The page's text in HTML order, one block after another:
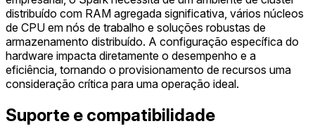
distribuído com RAM agregada significativa, vários núcleos
de CPU em nós de trabalho e soluções robustas de
armazenamento distribuído. A configuração específica do
hardware impacta diretamente o desempenho e a
eficiência, tornando o provisionamento de recursos uma
consideração crítica para uma operação ideal.
Suporte e compatibilidade